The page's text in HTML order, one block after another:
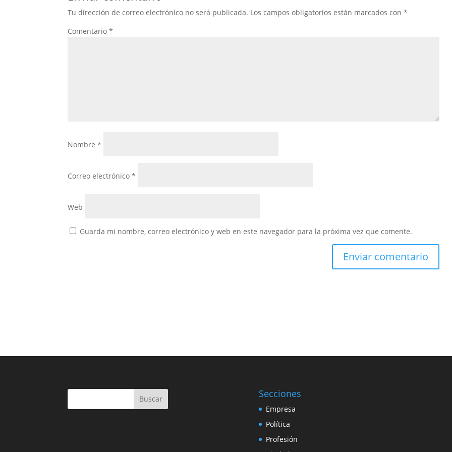
Tu dirección de correo electrónico no será publicada. Los campos obligatorios están marcados con*
Comentario*
Nombre*
Correo electrónico*
Web
Guarda mi nombre, correo electrónico y web en este navegador para la próxima vez que comente.
Buscar Secciones
Empresa
Política
Profesión